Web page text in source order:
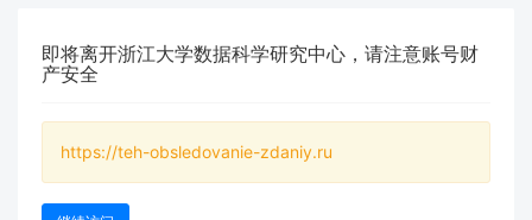
即将离开浙江大学数据科学研究中心，请注意账号财
产安全
https://teh-obsledovanie-zdaniy.ru